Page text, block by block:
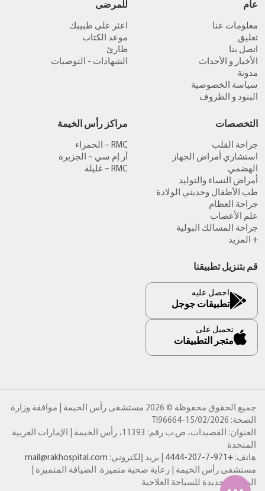
عام
معلومات عنا
تعليق
اتصل بنا
الأخبار و الأحداث
مدونة
سياسة الخصوصية
البنود و الظروف
للمرضى
اعثر على طبيبك
موعد الكتاب
طارئ
الشهادات - التوصيات
التخصصات
جراحة القلب
استشاري أمراض الجهاز
الهضمي
أمراض النساء والتوليد
طب الأطفال وحديثي الولادة
جراحة العظام
علم الأعصاب
جراحة المسالك البولية
+ المزيد
مراكز رأس الخيمة
RMC – الحمراء
آر إم سي – الجزيرة
RMC – غليلة
قم بتنزيل تطبيقنا
احصل عليه
تطبيقات جوجل
تحميل على
متجر التطبيقات
جميع الحقوق محفوظة © 2026 مستشفى رأس الخيمة | موافقة وزارة
الصحة: TI96664-15/02/2026
العنوان: القصيدات، ص.ب رقم: 11393، رأس الخيمة | الإمارات العربية
المتحدة
هاتف: +971-7-207-4444 | بريد إلكتروني: mail@rakhospital.com
مستشفى رأس الخيمة | رعاية صحية متميزة. الضيافة المتميزة |
الوجهة الجديدة للسياحة العلاجية